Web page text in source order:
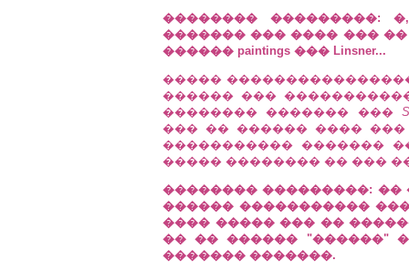
�������� ���������:
������� ��� ���� ���
������ paintings ��� Linsner...
�����
������ ���
�������� ������� ���
��� �� ������ ����
����������� �������
����� �������� �� ���
�������� ���������:
������ �����������
���� ����� ��� ��
�� �� ������ "������"
������� �������.